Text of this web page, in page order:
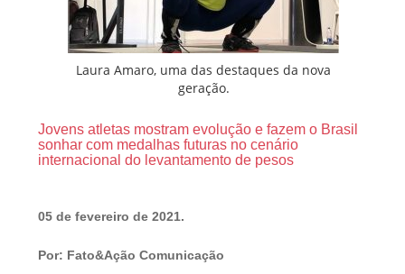
Laura Amaro, uma das destaques da nova
geração.
Jovens atletas mostram evolução e fazem o Brasil
sonhar com medalhas futuras no cenário
internacional do levantamento de pesos
05 de fevereiro de 2021.
Por: Fato&Ação Comunicação